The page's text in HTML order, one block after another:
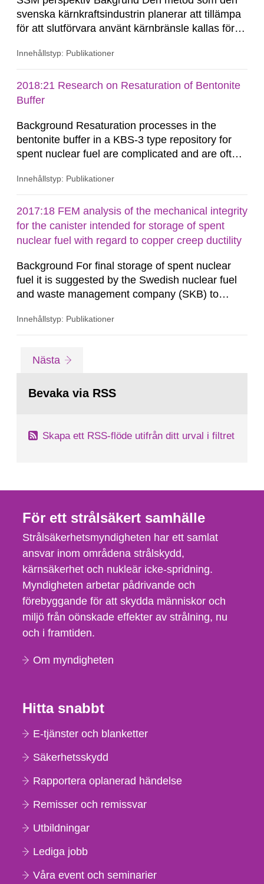
svenska kärnkraftsindustrin planerar att tillämpa
för att slutförvara använt kärnbränsle kallas för
kopparkapslar, bentonitbuffert och det svenska
kommer det använda kärnbränslet att placeras i
en insats...
Innehållstyp: Publikationer
2018:21 Research on Resaturation of Bentonite
Buffer
Background Resaturation processes in the
bentonite buffer in a KBS-3 type repository for
spent nuclear fuel are complicated and are often
disciplinarily as coupled thermal (T), hydrological
phase flow, elastoplastic evolution in a swelling
porous medium. Previous THM-modelling
showed that the re-saturation...
Innehållstyp: Publikationer
2017:18 FEM analysis of the mechanical integrity
for the canister intended for storage of spent
nuclear fuel with regard to copper creep ductility
Background For final storage of spent nuclear
fuel it is suggested by the Swedish nuclear fuel
and waste management company (SKB) to
which are surrounded by bentonite clay at
Bentonite swelling due to water saturation and
Innehållstyp: Publikationer
Nästa sida
Bevaka via RSS
Skapa ett RSS-flöde utifrån ditt urval i filtret
För ett strålsäkert samhälle
Strålsäkerhetsmyndigheten har ett samlat
ansvar inom områdena strålskydd,
kärnsäkerhet och nukleär icke-spridning.
Myndigheten arbetar pådrivande och
förebyggande för att skydda människor och
miljö från oönskade effekter av strålning, nu
och i framtiden.
Om myndigheten
Hitta snabbt
E-tjänster och blanketter
Säkerhetsskydd
Rapportera oplanerad händelse
Remisser och remissvar
Utbildningar
Lediga jobb
Våra event och seminarier